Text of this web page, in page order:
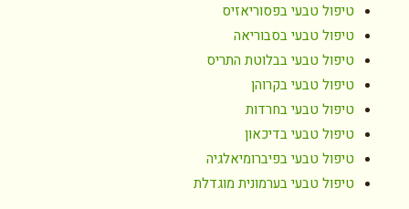
טיפול טבעי בפסוריאזיס
טיפול טבעי בסבוריאה
טיפול טבעי בבלוטת התריס
טיפול טבעי בקרוהן
טיפול טבעי בחרדות
טיפול טבעי בדיכאון
טיפול טבעי בפיברומיאלגיה
טיפול טבעי בערמונית מוגדלת